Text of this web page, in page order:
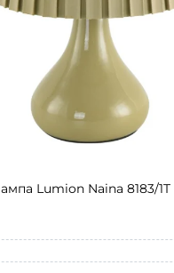
Lumion Naina 8183/1T